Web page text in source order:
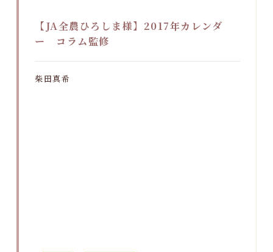
【JA全農ひろしま様】2017年カレンダ
ー コラム監修
柴田真希